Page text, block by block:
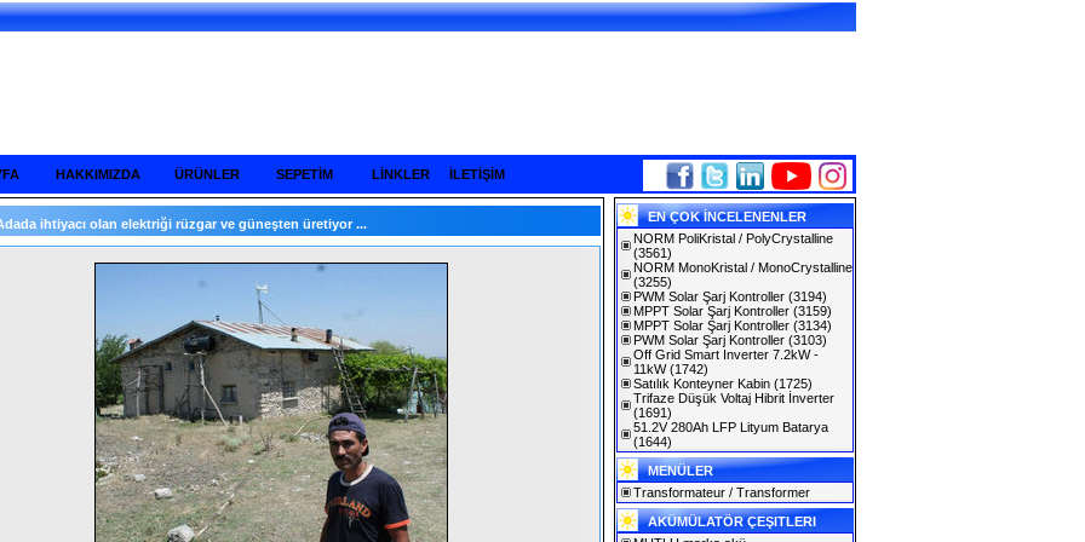
HAKKIMIZDA ÜRÜNLER SEPETİM LİNKLER İLETİŞİM
ihtiyacı olan elektriği rüzgar ve güneşten üretiyor ...
EN ÇOK İNCELENENLER
NORM PoliKristal / PolyCrystalline
(3561)
NORM MonoKristal / MonoCrystalline
(3255)
PWM Solar Şarj Kontroller (3194)
MPPT Solar Şarj Kontroller (3159)
MPPT Solar Şarj Kontroller (3134)
PWM Solar Şarj Kontroller (3103)
Off Grid Smart Inverter 7.2kW -
11kW(1742)
Satılık Konteyner Kabin (1725)
Trifaze Düşük Voltaj Hibrit İnverter
(1691)
51.2V 280Ah LFP Lityum Batarya
(1644)
MENÜLER
Transformateur / Transformer
AKÜMÜLATÖR ÇEŞITLERI